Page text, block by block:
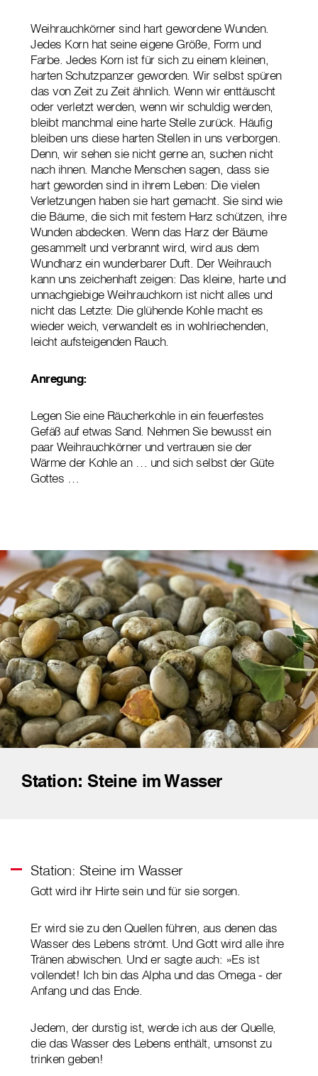
Weihrauchkörner sind hart gewordene Wunden.
Jedes Korn hat seine eigene Größe, Form und
Farbe. Jedes Korn ist für sich zu einem kleinen,
harten Schutzpanzer geworden. Wir selbst spüren
das von Zeit zu Zeit ähnlich. Wenn wir enttäuscht
oder verletzt werden, wenn wir schuldig werden,
bleibt manchmal eine harte Stelle zurück. Häufig
bleiben uns diese harten Stellen in uns verborgen.
Denn, wir sehen sie nicht gerne an, suchen nicht
nach ihnen. Manche Menschen sagen, dass sie
hart geworden sind in ihrem Leben: Die vielen
Verletzungen haben sie hart gemacht. Sie sind wie
die Bäume, die sich mit festem Harz schützen, ihre
Wunden abdecken. Wenn das Harz der Bäume
gesammelt und verbrannt wird, wird aus dem
Wundharz ein wunderbarer Duft. Der Weihrauch
kann uns zeichenhaft zeigen: Das kleine, harte und
unnachgiebige Weihrauchkorn ist nicht alles und
nicht das Letzte: Die glühende Kohle macht es
wieder weich, verwandelt es in wohlriechenden,
leicht aufsteigenden Rauch.
Anregung:
Legen Sie eine Räucherkohle in ein feuerfestes
Gefäß auf etwas Sand. Nehmen Sie bewusst ein
paar Weihrauchkörner und vertrauen sie der
Wärme der Kohle an … und sich selbst der Güte
Gottes …
Station: Steine im Wasser
Station: Steine im Wasser
Gott wird ihr Hirte sein und für sie sorgen.
Er wird sie zu den Quellen führen, aus denen das
Wasser des Lebens strömt. Und Gott wird alle ihre
Tränen abwischen. Und er sagte auch: »Es ist
vollendet! Ich bin das Alpha und das Omega - der
Anfang und das Ende.
Jedem, der durstig ist, werde ich aus der Quelle,
die das Wasser des Lebens enthält, umsonst zu
trinken geben!